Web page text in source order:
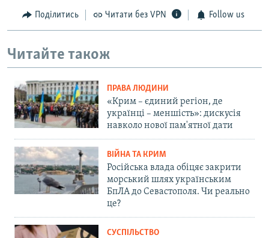
Поділитись Читати без VPN Follow us
Читайте також
ПРАВА ЛЮДИНИ
«Крим – єдиний регіон, де
українці – меншість»: дискусія
навколо нової пам'ятної дати
ВІЙНА ТА КРИМ
Російська влада обіцяє закрити
морський шлях українським
БпЛА до Севастополя. Чи реально
це?
СУСПІЛЬСТВО